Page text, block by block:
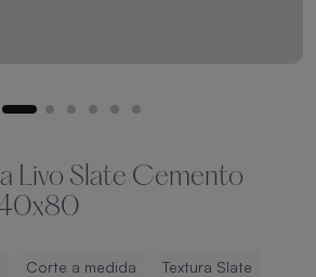
Livo Slate Cemento
Corte a medida Textura Slate